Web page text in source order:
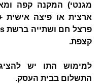
מגנטי) המקנה קפה
ארצית או פיצה
קצפת.
למימוש התו יש
התשלום בבית העסק.